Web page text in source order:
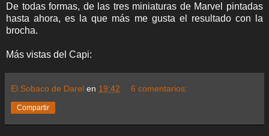
De todas formas, de las tres miniaturas de Marvel pintadas
hasta ahora, es la que más me gusta el resultado con la
brocha.
Más vistas del Capi:
El Sobaco de Darel en 19:42 6 comentarios:
Compartir